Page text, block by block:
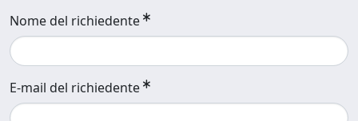
Nome del richiedente
E-mail del richiedente